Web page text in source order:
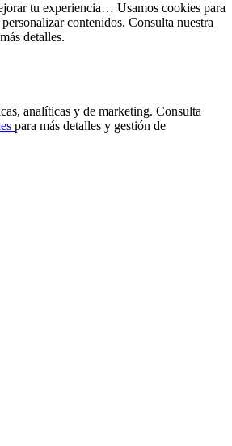
tu experiencia… Usamos cookies para
contenidos. Consulta nuestra
detalles.
analíticas y de marketing. Consulta
para más detalles y gestión de